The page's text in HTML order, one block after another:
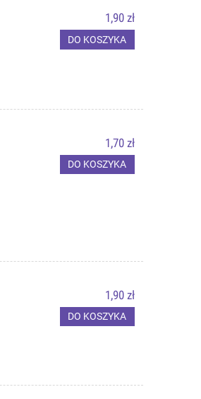
1,90 zł
DO KOSZYKA
1,70 zł
DO KOSZYKA
1,90 zł
DO KOSZYKA